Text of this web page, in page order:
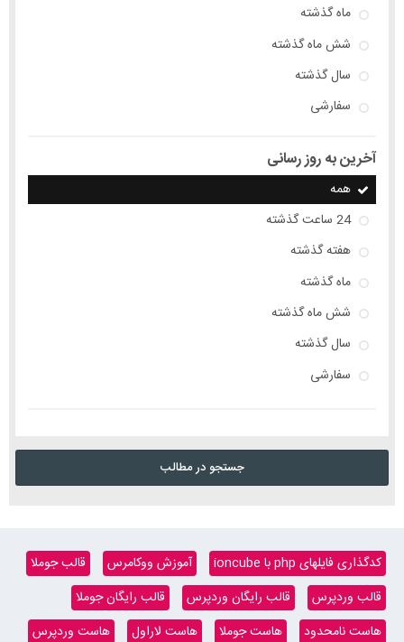
ماه گذشته
شش ماه گذشته
سال گذشته
سفارشی
آخرین به روز رسانی
همه
24 ساعت گذشته
هفته گذشته
ماه گذشته
شش ماه گذشته
سال گذشته
سفارشی
جستجو در مطالب
کدگذاری فایلهای php با ioncube آموزش ووکامرس
قالب جوملا
قالب وردپرس
قالب رایگان وردپرس
قالب رایگان جوملا
هاست نامحدود
هاست جوملا هاست لاراول هاست وردپرس